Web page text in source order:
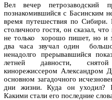
Вел вечер петрозаводский
познакомившийся с Басинским
время путешествия по Сибири.
столичного гостя, он сказал,
не только хорошо пишет, но и
два часа звучал один
ненадолго прерывавшийся
летней давности,
кинорежиссером Александром
основном загадочного
дни жизни. Куда он уходил?
Какими стали его последние